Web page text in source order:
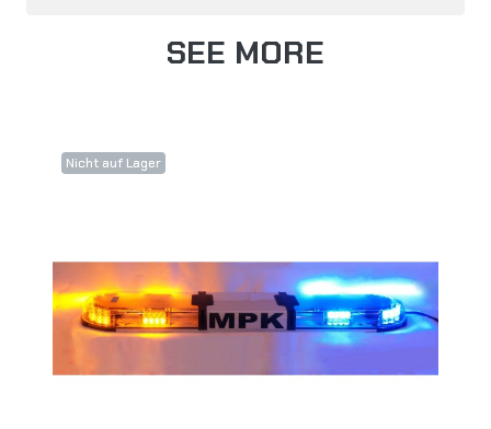
SEE MORE
Nicht auf Lager